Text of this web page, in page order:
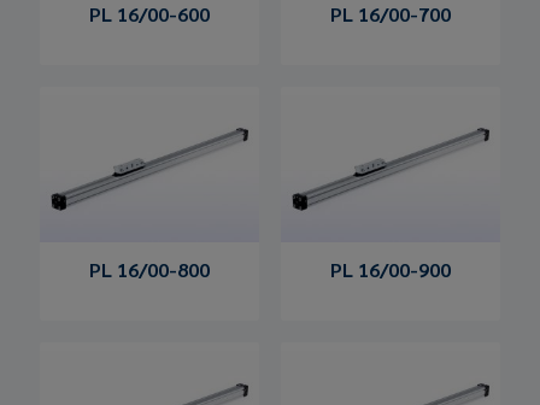
PL 16/00-600 PL 16/00-700
PL 16/00-800 PL 16/00-900